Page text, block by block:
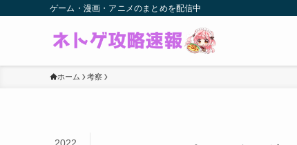
ゲーム・漫画・アニメのまとめを配信中
ホーム 考察